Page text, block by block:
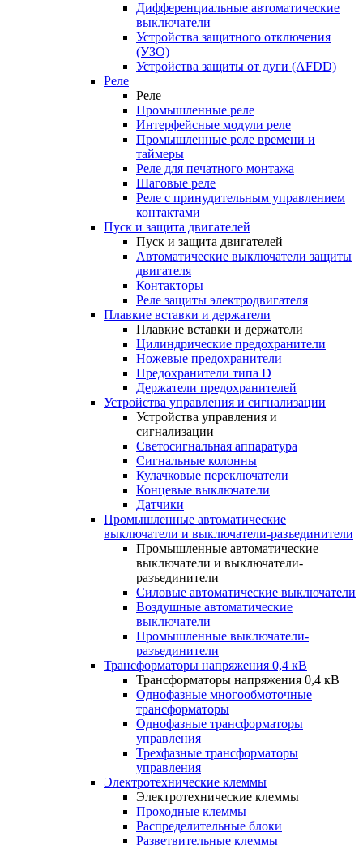
Дифференциальные автоматические
выключатели
Устройства защитного отключения
(УЗО)
Устройства защиты от дуги (AFDD)
Реле
Реле
Промышленные реле
Интерфейсные модули реле
Промышленные реле времени и
таймеры
Реле для печатного монтажа
Шаговые реле
Реле с принудительным управлением
контактами
Пуск и защита двигателей
Пуск и защита двигателей
Автоматические выключатели защиты
двигателя
Контакторы
Реле защиты электродвигателя
Плавкие вставки и держатели
Плавкие вставки и держатели
Цилиндрические предохранители
Ножевые предохранители
Предохранители типа D
Держатели предохранителей
Устройства управления и сигнализации
Устройства управления и
сигнализации
Светосигнальная аппаратура
Сигнальные колонны
Кулачковые переключатели
Концевые выключатели
Датчики
Промышленные автоматические
выключатели и выключатели-разъединители
Промышленные автоматические
выключатели и выключатели-
разъединители
Силовые автоматические выключатели
Воздушные автоматические
выключатели
Промышленные выключатели-
разъединители
Трансформаторы напряжения 0,4 кВ
Трансформаторы напряжения 0,4 кВ
Однофазные многообмоточные
трансформаторы
Однофазные трансформаторы
управления
Трехфазные трансформаторы
управления
Электротехнические клеммы
Электротехнические клеммы
Проходные клеммы
Распределительные блоки
Разветвительные клеммы